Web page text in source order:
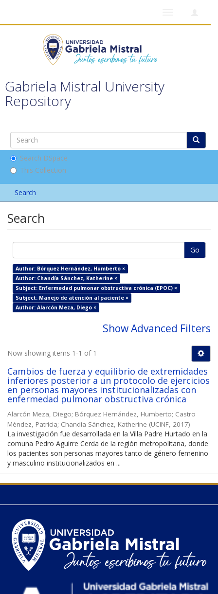
Gabriela Mistral University
Repository
Search DSpace
This Collection
Search
Search
Go
Author: Bórquez Hernández, Humberto ×
Author: Chandía Sánchez, Katherine ×
Subject: Enfermedad pulmonar obstructiva crónica (EPOC) ×
Subject: Manejo de atención al paciente ×
Author: Alarcón Meza, Diego ×
Show Advanced Filters
Now showing items 1-1 of 1
Cambios de fuerza y equilibrio de extremidades
inferiores posterior a un protocolo de ejercicios
en personas mayores institucionalizadas con
enfermedad pulmonar obstructiva crónica
Alarcón Meza, Diego; Bórquez Hernández, Humberto; Castro
Méndez, Patricia; Chandía Sánchez, Katherine (UCINF, 2017)
La investigación fue desarrollada en la Villa Padre Hurtado en la
comuna Pedro Aguirre Cerda de la región metropolitana, donde
los pacientes son personas mayores tanto de género femenino
y masculino institucionalizados en ...